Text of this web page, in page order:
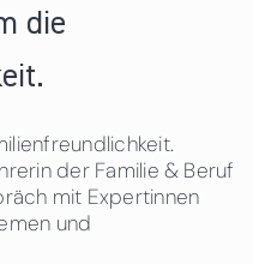
die
der Familie & Beruf
mit Expertinnen
und